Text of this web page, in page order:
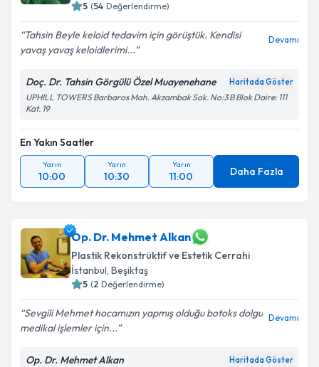
5 (54 Değerlendirme)
Tahsin Beyle keloid tedavim için görüştük. Kendisi
yavaş yavaş keloidlerimi...
Devamı
Doç. Dr. Tahsin Görgülü Özel Muayenehane Haritada Göster
UPHILL TOWERS Barbaros Mah. Akzambak Sok. No:3 B Blok Daire: 111
Kat. 19
En Yakın Saatler
Yarın
10:00
Yarın
10:30
Yarın
11:00 Daha Fazla
Op. Dr. Mehmet Alkan
Plastik Rekonstrüktif ve Estetik Cerrahi
İstanbul, Beşiktaş
5 (2 Değerlendirme)
Sevgili Mehmet hocamızın yapmış olduğu botoks dolgu
medikal işlemler için...
Devamı
Op. Dr. Mehmet Alkan Haritada Göster